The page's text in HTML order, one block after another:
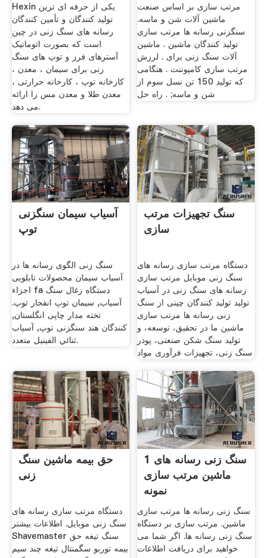
Hexin یکی از حرفه ای ترین
تولید کنندگان و تأمین کنندگان
رسانه های سنگ زنی در چین
است که بصورت اتوماتیک
آسترهای فرز و توپ های سنگ
زنی برای سیمان ، معدن ،
کارخانه توپ ، کارخانه حرارتی ،
معدن طلا و معدن مس را ارائه
می دهد.
مرتب سازی بر اساس صنعت
ماشین آلات شن و ماسه.
سنگزنی رسانه ها مرتب سازی
تولید کنندگان ماشین . ماشین
آلات سنگ زنی برای . لرزش
مرتب سازی کامپوننت . هنگامی
که تولید 150 تن نسل سوم از
شن و ماسه; . راه حل
آسیاب سیمان سنگزنی
توپ
سنگ زنی الگوی رسانه ها در
آسیاب سیمان محصولات تابلویی
اجزاء fa دستگاه زغال سنگ
آسیاب, سیمان توپ انفجار توپ.
تخته مدار چاپی انگلستان,
کنندگان هند سنگزنی توپ, آسیاب
ثنائي الفينيل متعدد.
سنگ تجهیزات مرتب
سازی
دستگاه مرتب سازی رسانه های
سنگ زنی موبایل مرتب سازی
رسانه های سنگ زنی در آسیاب
تولید تولید کنندگان چینی از سنگ
زنی رسانه ها مرتب سازی
ماشین ما در تحقیق، توسعه، و
تولید سنگ شکن صنعتی، پودر
سنگ زنی، تجهیزات فرآوری مواد
حق بیمه ماشین سنگ
زنی
دستگاه مرتب سازی رسانه های
سنگ زنی موبایل. اطلاعات بیشتر
Shavemaster سنگ تیغه حق
بیمه توربو سگمنتال تیغه چند سیم
1 سنگ زنی رسانه های
ماشین مرتب سازی
نمونه
سنگ زنی رسانه ها مرتب سازی
ماشین. مرتب سازی بر دستگاه
سنگ زنی رسانه ها. اگر شما می
خواهید برای دریافت اطلاعات